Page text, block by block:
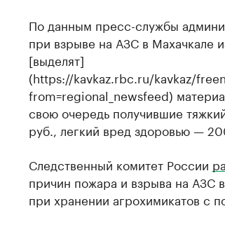
По данным пресс-службы
при взрыве на АЗС в Махачкале
[выделят]
(https://kavkaz.rbc.ru/kavkaz/
from=regional_newsfeed)
свою очередь получившие
руб., легкий вред здоровью —
Следственный комитет России
причин пожара и взрыва на АЗС
при хранении агрохимикатов с